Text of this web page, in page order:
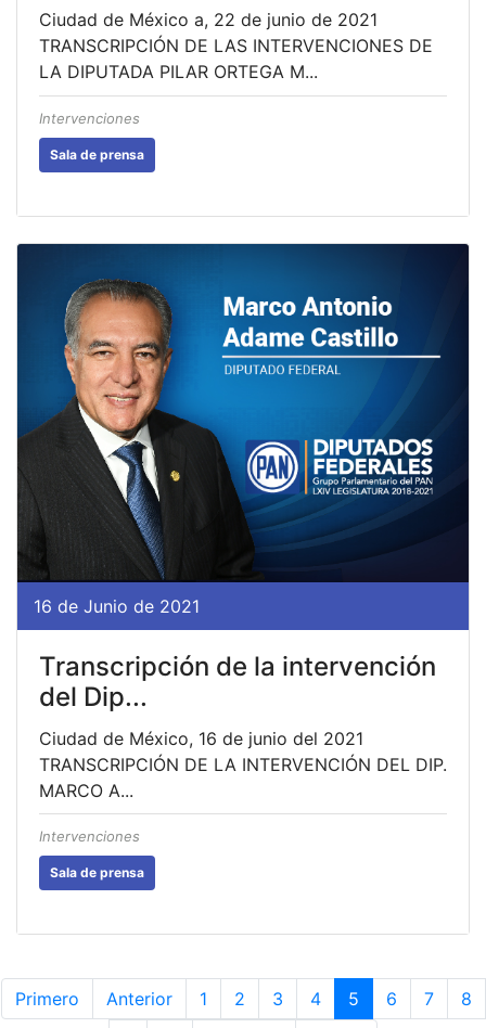
Ciudad de México a, 22 de junio de 2021
TRANSCRIPCIÓN DE LAS INTERVENCIONES DE
LA DIPUTADA PILAR ORTEGA M...
Intervenciones
Sala de prensa
16 de Junio de 2021
Transcripción de la intervención
del Dip...
Ciudad de México, 16 de junio del 2021
TRANSCRIPCIÓN DE LA INTERVENCIÓN DEL DIP.
MARCO A...
Intervenciones
Sala de prensa
Primero Anterior 1 2 3 4 5 6 7
8